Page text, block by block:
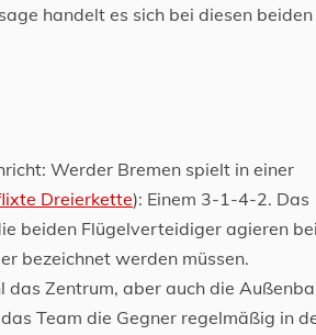
handelt es sich bei diesen beiden
Werder Bremen spielt in einer
Dreierkette): Einem 3-1-4-2. Das
beiden Flügelverteidiger agieren bei
bezeichnet werden müssen.
Zentrum, aber auch die
Team die Gegner regelmäßig in